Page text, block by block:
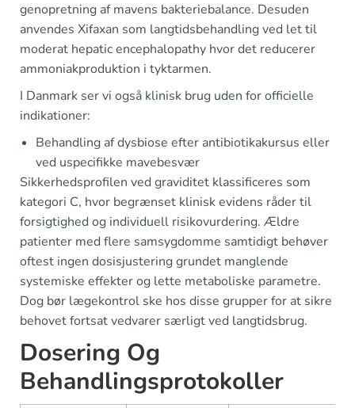
genopretning af mavens bakteriebalance. Desuden
anvendes Xifaxan som langtidsbehandling ved let til
moderat hepatic encephalopathy hvor det reducerer
ammoniakproduktion i tyktarmen.
I Danmark ser vi også klinisk brug uden for officielle
indikationer:
Behandling af dysbiose efter antibiotikakursus eller
ved uspecifikke mavebesvær
Sikkerhedsprofilen ved graviditet klassificeres som
kategori C, hvor begrænset klinisk evidens råder til
forsigtighed og individuell risikovurdering. Ældre
patienter med flere samsygdomme samtidigt behøver
oftest ingen dosisjustering grundet manglende
systemiske effekter og lette metaboliske parametre.
Dog bør lægekontrol ske hos disse grupper for at sikre
behovet fortsat vedvarer særligt ved langtidsbrug.
Dosering Og
Behandlingsprotokoller